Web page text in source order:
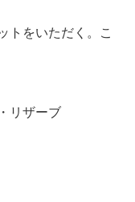
トをいただく。こ
リザーブ